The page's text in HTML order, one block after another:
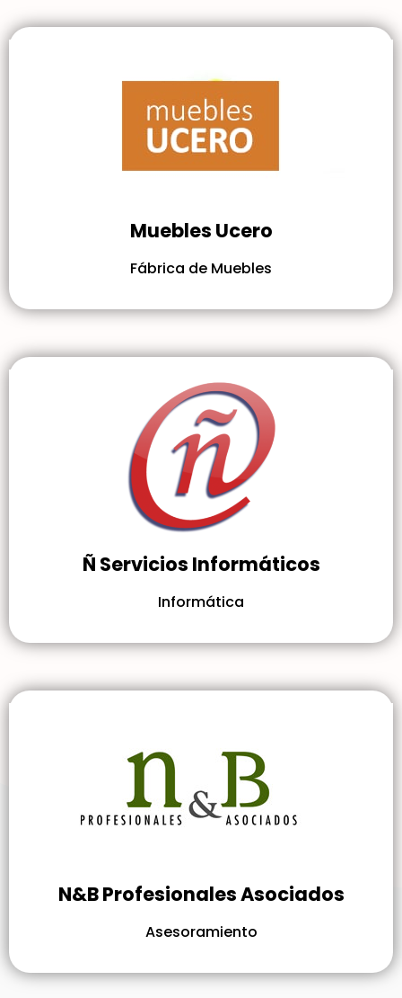
Muebles Ucero
Fábrica de Muebles
Ñ Servicios Informáticos
Informática
N&B Profesionales Asociados
Asesoramiento